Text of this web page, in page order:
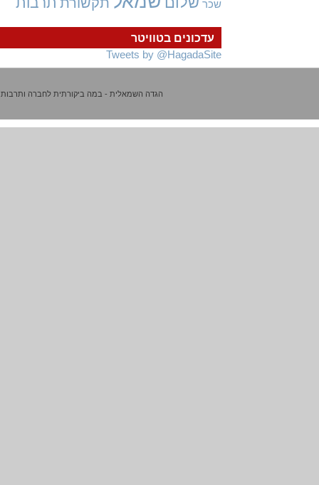
עדכונים בטוויטר
Tweets by @HagadaSite
שכר
הגדה השמאלית - במה ביקורתית לחברה ותרבות